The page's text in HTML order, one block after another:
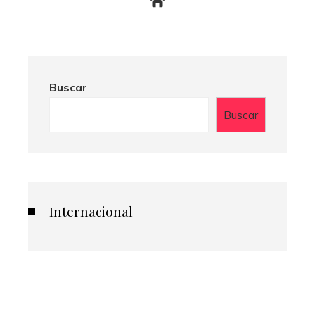
Buscar
Buscar
Internacional